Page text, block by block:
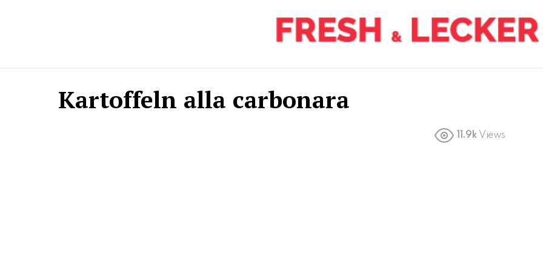
Kartoffeln alla carbonara
11.9k Views